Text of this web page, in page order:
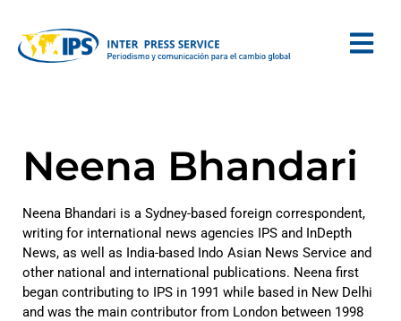
Neena Bhandari
Neena Bhandari is a Sydney-based foreign correspondent,
writing for international news agencies IPS and InDepth
News, as well as India-based Indo Asian News Service and
other national and international publications. Neena first
began contributing to IPS in 1991 while based in New Delhi
and was the main contributor from London between 1998